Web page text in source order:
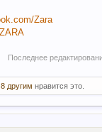
Zara
Последнее
8 другим нравится это.